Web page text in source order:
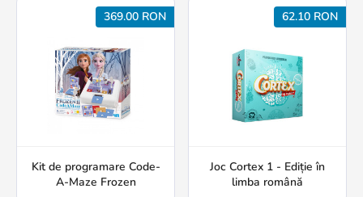
369.00 RON
Kit de programare Code-
A-Maze Frozen
62.10 RON
Joc Cortex 1 - Ediție în
limba română